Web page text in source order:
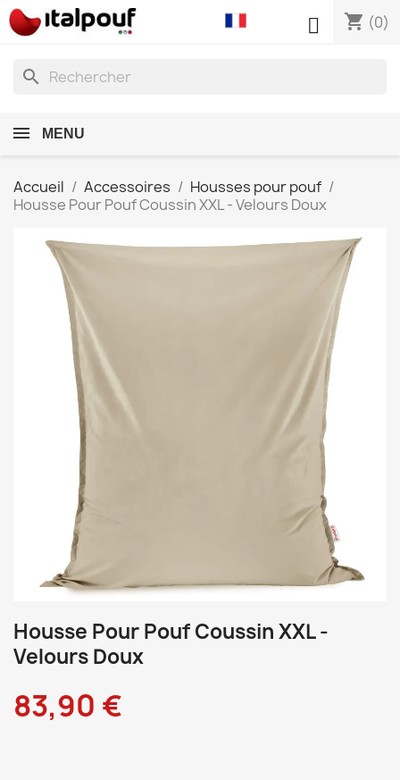
shopping_cart (0)

search
MENU
Accueil Accessoires
Housses pour pouf
Housse Pour Pouf Coussin XXL - Velours Doux
Housse Pour Pouf Coussin XXL -
Velours Doux
83,90 €